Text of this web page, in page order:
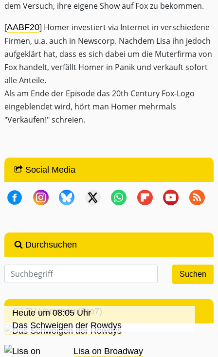
dem Versuch, ihre eigene Show auf Fox zu bekommen.
[AABF20] Homer investiert via Internet in verschiedene
Firmen, u.a. auch in Newscorp. Nachdem Lisa ihn jedoch
aufgeklärt hat, dass es sich dabei um die Muterfirma von
Fox handelt, verfällt Homer in Panik und verkauft sofort
alle Anteile.
Als am Ende der Episode das 20th Century Fox-Logo
eingeblendet wird, hört man Homer mehrmals
"Verkaufen!" schreien.
Social Media
Durchsuchen
TV-Vorschau (Pro7)
Heute um 08:05 Uhr
Das Schweigen der Rowdys
Lisa on Broadway